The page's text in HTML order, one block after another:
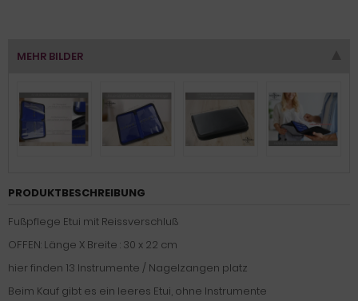
MEHR BILDER
PRODUKTBESCHREIBUNG
Fußpflege Etui mit Reissverschluß
OFFEN: Länge X Breite : 30 x 22 cm
hier finden 13 Instrumente / Nagelzangen platz
Beim Kauf gibt es ein leeres Etui, ohne Instrumente